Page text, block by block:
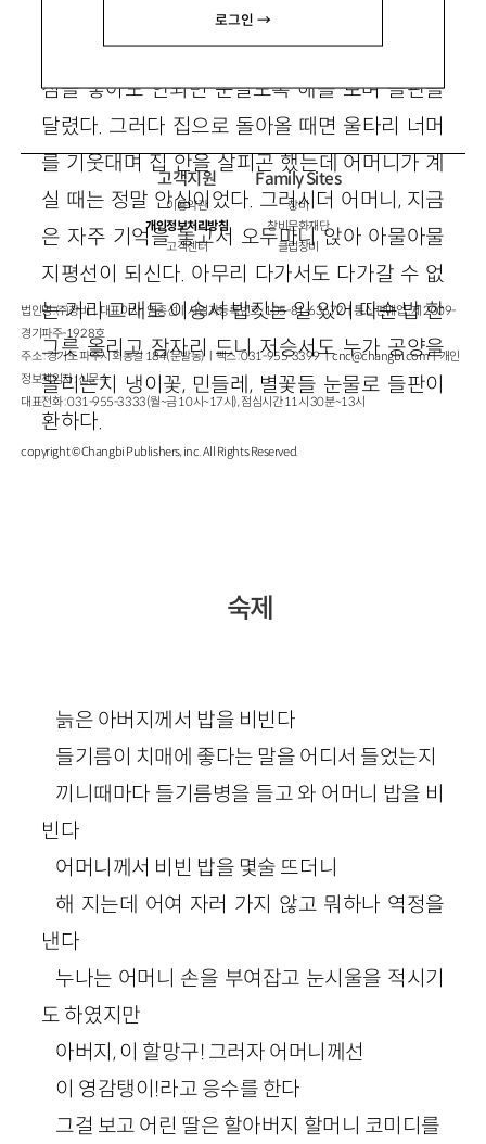
로그인 →
배추흰나비를 보면 어머니가 죽는다고 애써 고
개를 홰액 돌렸다. 안 봤다! 안 봤다! 몇번이나 다
짐을 놓아도 안되면 눈멀도록 해를 보며 들판을
달렸다. 그러다 집으로 돌아올 때면 울타리 너머
를 기웃대며 집 안을 살피곤 했는데 어머니가 계
실 때는 정말 안심이었다. 그러시더 어머니, 지금
은 자주 기억을 놓고서 오두마니 앉아 아물아물
지평선이 되신다. 아무리 다가서도 다가갈 수 없
는 거리 그래도 이승서 밥짓는 일 있어 따순 밥 한
그릇 올리고 잠자리 드니 저승서도 누가 공양을
올리는지 냉이꽃, 민들레, 별꽃들 눈물로 들판이
환하다.
숙제
늙은 아버지께서 밥을 비빈다
들기름이 치매에 좋다는 말을 어디서 들었는지
끼니때마다 들기름병을 들고 와 어머니 밥을 비
빈다
어머니께서 비빈 밥을 몇술 뜨더니
해 지는데 어여 자러 가지 않고 뭐하나 역정을
낸다
누나는 어머니 손을 부여잡고 눈시울을 적시기
도 하였지만
아버지, 이 할망구! 그러자 어머니께선
이 영감탱이!라고 응수를 한다
그걸 보고 어린 딸은 할아버지 할머니 코미디를
고객지원
이용약관
개인정보처리방침
고객센터
Family Sites
창비
창비문화재단
클럽창비
법인명 : ㈜창비ㅣ대표이사 : 염종선ㅣ사업자등록번호 : 105-81-63672ㅣ통신판매업 : 제 2009-
경기파주-1928호
주소 : 경기도 파주시 회동길 184(문발동)ㅣ팩스 : 031-955-3399 ㅣcnc@changbi.comㅣ개인
정보책임자 : 신문수
대표전화 : 031-955-3333(월~금 10시~17시), 점심시간 11시 30분~13시
copyright © Changbi Publishers, inc. All Rights Reserved.